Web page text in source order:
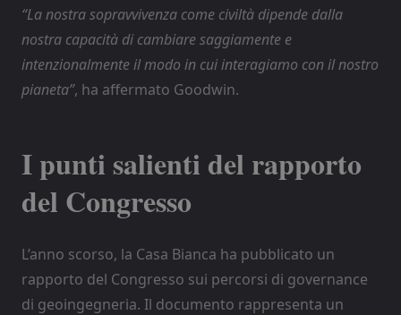
“La nostra sopravvivenza come civiltà dipende dalla
nostra capacità di cambiare saggiamente e
intenzionalmente il modo in cui interagiamo con il nostro
pianeta”, ha affermato Goodwin.
I punti salienti del rapporto
del Congresso
L’anno scorso, la Casa Bianca ha pubblicato un
rapporto del Congresso sui percorsi di governance
di geoingegneria. Il documento rappresenta un